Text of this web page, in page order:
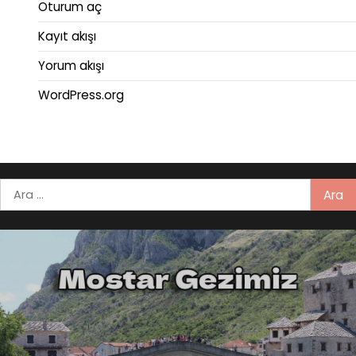
Oturum aç
Kayıt akışı
Yorum akışı
WordPress.org
Arama: